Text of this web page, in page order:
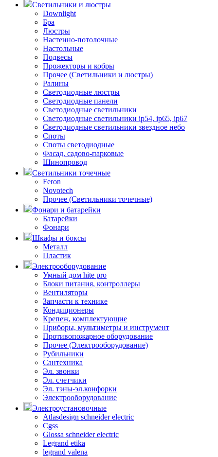
Светильники и люстры
Downlight
Бра
Люстры
Настенно-потолочные
Настольные
Подвесы
Прожекторы и кобры
Прочее (Светильники и люстры)
Ралины
Светодиодные люстры
Светодиодные панели
Светодиодные светильники
Светодиодные светильники ip54, ip65, ip67
Светодиодные светильники звездное небо
Споты
Споты светодиодные
Фасад, садово-парковые
Шинопровод
Светильники точечные
Feron
Novotech
Прочее (Светильники точечные)
Фонари и батарейки
Батарейки
Фонари
Шкафы и боксы
Металл
Пластик
Электрооборудование
Умный дом hite pro
Блоки питания, контроллеры
Вентиляторы
Запчасти к технике
Кондиционеры
Крепеж, комплектующие
Приборы, мультиметры и инструмент
Противопожарное оборудование
Прочее (Электрооборудование)
Рубильники
Сантехника
Эл. звонки
Эл. счетчики
Эл. тэны-эл.конфорки
Электрооборудование
Электроустановочные
Atlasdesign schneider electric
Cgss
Glossa schneider electric
Legrand etika
legrand valena